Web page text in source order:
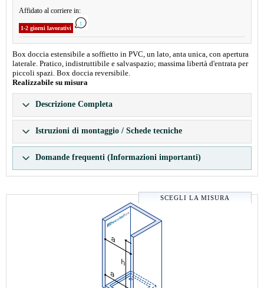
Affidato al corriere in:
1-2 giorni lavorativi
Box doccia estensibile a soffietto in PVC, un lato, anta unica, con apertura
laterale. Pratico, indistruttibile e salvaspazio; massima libertà d'entrata per
piccoli spazi. Box doccia reversibile.
Realizzabile su misura
Descrizione Completa
Istruzioni di montaggio / Schede tecniche
Domande frequenti (Informazioni importanti)
SCEGLI LA MISURA